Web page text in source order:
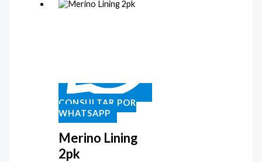
CONSULTAR POR
WHATSAPP
Merino Lining
2pk